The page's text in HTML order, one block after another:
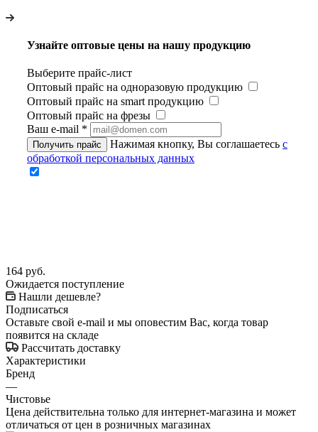
Узнайте оптовые цены на нашу продукцию
Выберите прайс-лист
Оптовый прайс на одноразовую продукцию
Оптовый прайс на smart продукцию
Оптовый прайс на фрезы
Ваш e-mail *
Получить прайс Нажимая кнопку, Вы соглашаетесь с
обработкой персональных данных
164 руб.
Ожидается поступление
Нашли дешевле?
Подписаться
Оставьте свой e-mail и мы оповестим Вас, когда товар
появится на складе
Рассчитать доставку
Характеристики
Бренд
—
Чистовье
Цена действительна только для интернет-магазина и может
отличаться от цен в розничных магазинах